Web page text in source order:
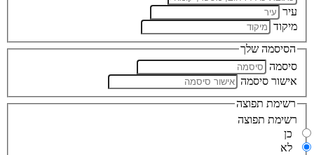
עיר
מיקוד
הסיסמה שלך
סיסמה
אישור סיסמה
רשימת תפוצה
רשימת תפוצה
כן
לא